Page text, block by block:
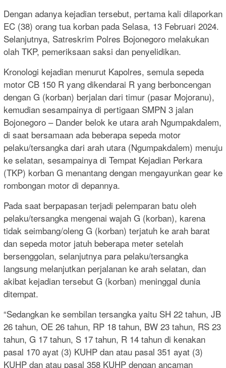
Dengan adanya kejadian tersebut, pertama kali dilaporkan
EC (38) orang tua korban pada Selasa, 13 Februari 2024.
Selanjutnya, Satreskrim Polres Bojonegoro melakukan
olah TKP, pemeriksaan saksi dan penyelidikan.
Kronologi kejadian menurut Kapolres, semula sepeda
motor CB 150 R yang dikendarai R yang berboncengan
dengan G (korban) berjalan dari timur (pasar Mojoranu),
kemudian sesampainya di pertigaan SMPN 3 jalan
Bojonegoro – Dander belok ke utara arah Ngumpakdalem,
di saat bersamaan ada beberapa sepeda motor
pelaku/tersangka dari arah utara (Ngumpakdalem) menuju
ke selatan, sesampainya di Tempat Kejadian Perkara
(TKP) korban G menantang dengan mengayunkan gear ke
rombongan motor di depannya.
Pada saat berpapasan terjadi pelemparan batu oleh
pelaku/tersangka mengenai wajah G (korban), karena
tidak seimbang/oleng G (korban) terjatuh ke arah barat
dan sepeda motor jatuh beberapa meter setelah
bersenggolan, selanjutnya para pelaku/tersangka
langsung melanjutkan perjalanan ke arah selatan, dan
akibat kejadian tersebut G (korban) meninggal dunia
ditempat.
“Sedangkan ke sembilan tersangka yaitu SH 22 tahun, JB
26 tahun, OE 26 tahun, RP 18 tahun, BW 23 tahun, RS 23
tahun, G 17 tahun, S 17 tahun, R 14 tahun di kenakan
pasal 170 ayat (3) KUHP dan atau pasal 351 ayat (3)
KUHP dan atau pasal 358 KUHP dengan ancaman